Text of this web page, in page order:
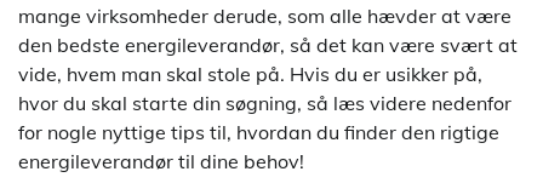
mange virksomheder derude, som alle hævder at være
den bedste energileverandør, så det kan være svært at
vide, hvem man skal stole på. Hvis du er usikker på,
hvor du skal starte din søgning, så læs videre nedenfor
for nogle nyttige tips til, hvordan du finder den rigtige
energileverandør til dine behov!